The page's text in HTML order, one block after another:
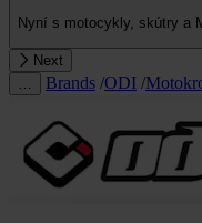
Nyní s motocykly, skútry a
Next
Brands /ODI /